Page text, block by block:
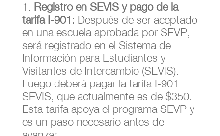
Registro en SEVIS y pago de la
tarifa I-901: Después de ser aceptado
en una escuela aprobada por SEVP,
será registrado en el Sistema de
Información para Estudiantes y
Visitantes de Intercambio (SEVIS).
Luego deberá pagar la tarifa I-901
SEVIS, que actualmente es de $350.
Esta tarifa apoya el programa SEVP y
es un paso necesario antes de